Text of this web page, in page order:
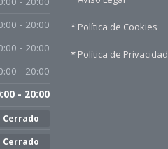
- 20:00
- 20:00
- 20:00
- 20:00
Cerrado
Cerrado
* Política de Cookies
* Política de Privacidad